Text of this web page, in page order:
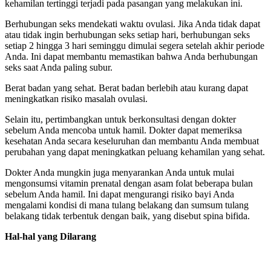
kehamilan tertinggi terjadi pada pasangan yang melakukan ini.
Berhubungan seks mendekati waktu ovulasi. Jika Anda tidak dapat
atau tidak ingin berhubungan seks setiap hari, berhubungan seks
setiap 2 hingga 3 hari seminggu dimulai segera setelah akhir periode
Anda. Ini dapat membantu memastikan bahwa Anda berhubungan
seks saat Anda paling subur.
Berat badan yang sehat. Berat badan berlebih atau kurang dapat
meningkatkan risiko masalah ovulasi.
Selain itu, pertimbangkan untuk berkonsultasi dengan dokter
sebelum Anda mencoba untuk hamil. Dokter dapat memeriksa
kesehatan Anda secara keseluruhan dan membantu Anda membuat
perubahan yang dapat meningkatkan peluang kehamilan yang sehat.
Dokter Anda mungkin juga menyarankan Anda untuk mulai
mengonsumsi vitamin prenatal dengan asam folat beberapa bulan
sebelum Anda hamil. Ini dapat mengurangi risiko bayi Anda
mengalami kondisi di mana tulang belakang dan sumsum tulang
belakang tidak terbentuk dengan baik, yang disebut spina bifida.
Hal-hal yang Dilarang